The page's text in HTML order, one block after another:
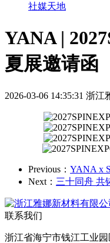
社媒天地
YANA |
夏展邀请函
2026-03-06 14:35:31 浙江
Previous： YANA x
Next： 三十同舟 共
联系我们
浙江省海宁市钱江工业园